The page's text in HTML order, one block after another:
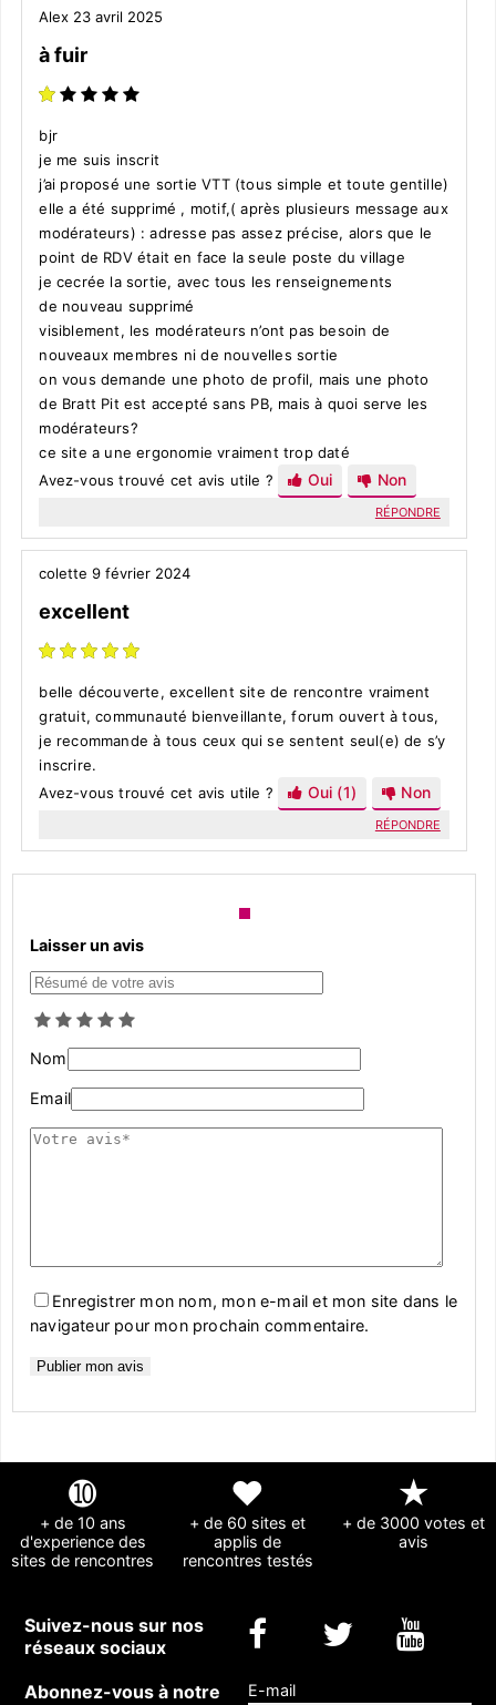
Alex 23 avril 2025
à fuir
bjr
je me suis inscrit
j’ai proposé une sortie VTT (tous simple et toute gentille)
elle a été supprimé , motif,( après plusieurs message aux
modérateurs) : adresse pas assez précise, alors que le
point de RDV était en face la seule poste du village
je cecrée la sortie, avec tous les renseignements
de nouveau supprimé
visiblement, les modérateurs n’ont pas besoin de
nouveaux membres ni de nouvelles sortie
on vous demande une photo de profil, mais une photo
de Bratt Pit est accepté sans PB, mais à quoi serve les
modérateurs?
ce site a une ergonomie vraiment trop daté
Avez-vous trouvé cet avis utile ?
Oui Non
RÉPONDRE
colette 9 février 2024
excellent
belle découverte, excellent site de rencontre vraiment
gratuit, communauté bienveillante, forum ouvert à tous,
je recommande à tous ceux qui se sentent seul(e) de s’y
inscrire.
Avez-vous trouvé cet avis utile ?
Oui (1) Non
RÉPONDRE
Laisser un avis
Nom
Email
Enregistrer mon nom, mon e-mail et mon site dans le
navigateur pour mon prochain commentaire.
➓
+ de 10 ans
d'experience des
sites de rencontres
❤
+ de 60 sites et
applis de
rencontres testés
★
+ de 3000 votes et
avis
Suivez-nous sur nos
réseaux sociaux
Abonnez-vous à notre
E-mail